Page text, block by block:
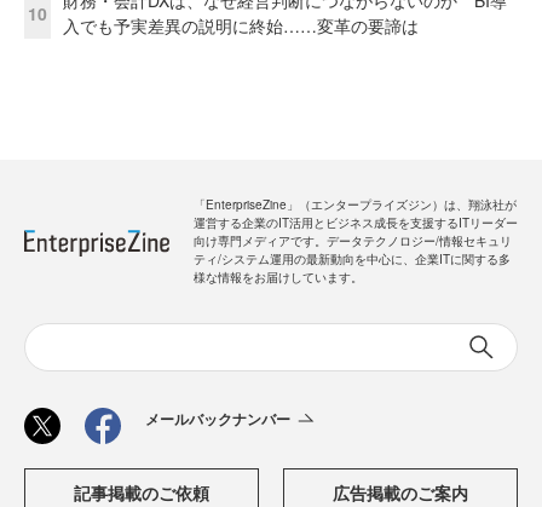
10
入でも予実差異の説明に終始……変革の要諦は
「EnterpriseZine」（エンタープライズジン）は、翔泳社が
運営する企業のIT活用とビジネス成長を支援するITリーダー
向け専門メディアです。データテクノロジー/情報セキュリ
ティ/システム運用の最新動向を中心に、企業ITに関する多
様な情報をお届けしています。
メールバックナンバー
記事掲載のご依頼 広告掲載のご案内